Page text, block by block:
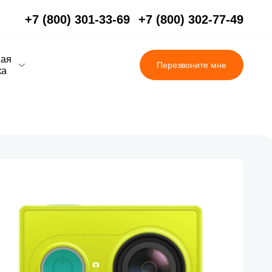
+7 (800) 301-33-69 +7 (800) 302-77-49
Перезвоните мне